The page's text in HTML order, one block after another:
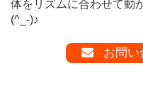
体をリズムに合わせて動
(^_-)♪
お問い